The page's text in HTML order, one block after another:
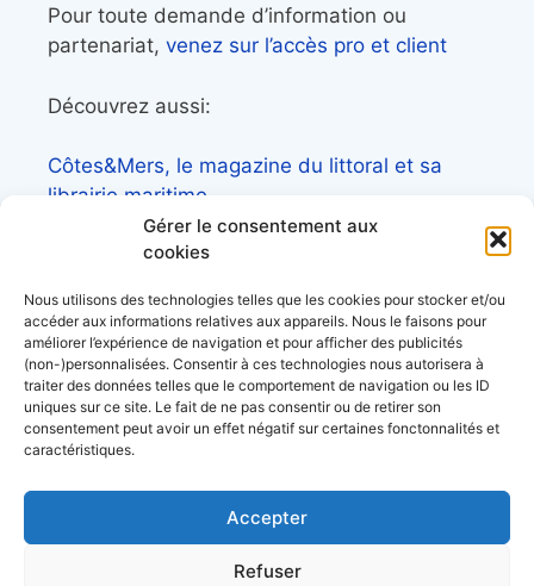
Gérer le consentement aux
cookies
Nous utilisons des technologies telles que les cookies pour stocker et/ou
accéder aux informations relatives aux appareils. Nous le faisons pour
améliorer l’expérience de navigation et pour afficher des publicités
(non-)personnalisées. Consentir à ces technologies nous autorisera à
traiter des données telles que le comportement de navigation ou les ID
uniques sur ce site. Le fait de ne pas consentir ou de retirer son
consentement peut avoir un effet négatif sur certaines fonctonnalités et
caractéristiques.
Accepter
Refuser
Pour toute demande d’information ou
partenariat, venez sur l’accès pro et client
Découvrez aussi:
Côtes&Mers, le magazine du littoral et sa
librairie maritime
Mers&Montagnes, Equipement outdoor pour
le trek et le raid nautique
BoatingAds, le site d’annonces bateaux
européen
Stock images by